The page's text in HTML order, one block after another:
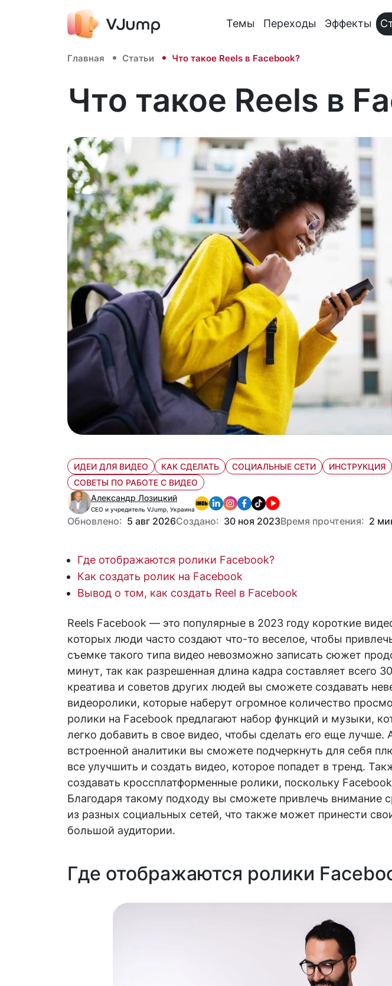
Темы Переходы Эффекты
Главная Статьи Что такое Reels в Facebook?
Что такое Reels в
ИДЕИ ДЛЯ ВИДЕО КАК СДЕЛАТЬ СОЦИАЛЬНЫЕ СЕТИ ИНСТРУКЦИЯ
СОВЕТЫ ПО РАБОТЕ С ВИДЕО
Александр Лозицкий
CEO и учредитель VJump, Украина
Обновлено: 5 авг 2026Создано: 30 ноя 2023Время прочтения: 2
Где отображаются ролики Facebook?
Как создать ролик на Facebook
Вывод о том, как создать Reel в Facebook
Reels Facebook — это популярные в 2023 году короткие
которых люди часто создают что-то веселое, чтобы
съемке такого типа видео невозможно записать сюжет
минут, так как разрешенная длина кадра составляет всего
креатива и советов других людей вы сможете создавать
видеоролики, которые наберут огромное количество
ролики на Facebook предлагают набор функций и музыки,
легко добавить в свое видео, чтобы сделать его еще
встроенной аналитики вы сможете подчеркнуть для себя
все улучшить и создать видео, которое попадет в тренд.
создавать кроссплатформенные ролики, поскольку
Благодаря такому подходу вы сможете привлечь внимание
из разных социальных сетей, что также может принести
большой аудитории.
Где отображаются ролики